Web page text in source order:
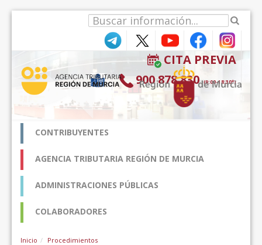
CITA PREVIA
900 878 830 (9:00-18:30*)
CONTRIBUYENTES
AGENCIA TRIBUTARIA REGIÓN DE MURCIA
ADMINISTRACIONES PÚBLICAS
COLABORADORES
Inicio Procedimientos